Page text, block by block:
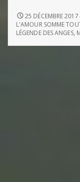
L’ANGE
AMOUR
25 DÉCEMBRE 2017
L'AMOUR SOMME
LÉGENDE DES ANGES,